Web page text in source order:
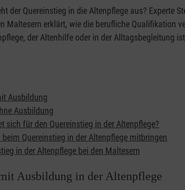
der Quereinstieg in die Altenpflege aus? Experte
Maltesern erklärt, wie die berufliche Qualifikation
der Altenhilfe oder in der Alltagsbegleitung
Ausbildung
Ausbildung
sich für den Quereinstieg in der Altenpflege?
Quereinstieg in der Altenpflege mitbringen
in der Altenpflege bei den Maltesern
Ausbildung in der Altenpflege